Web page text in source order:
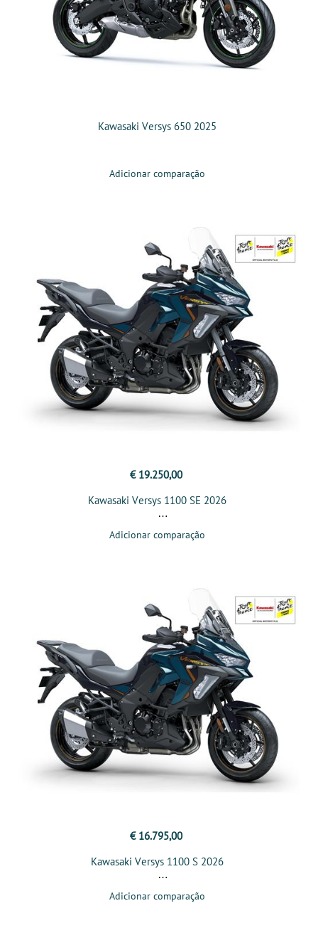
Kawasaki Versys 650 2025
Adicionar comparação
€ 19.250,00
Kawasaki Versys 1100 SE 2026
Adicionar comparação
€ 16.795,00
Kawasaki Versys 1100 S 2026
Adicionar comparação